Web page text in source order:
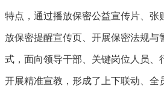
特点，通过播放保密公益宣传片、张
放保密提醒宣传页、开展保密法规与
式，面向领导干部、关键岗位人员、
开展精准宣教，形成了上下联动、全